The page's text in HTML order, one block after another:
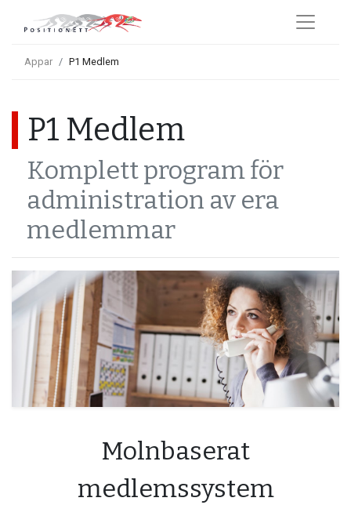
Appar P1 Medlem
P1 Medlem
Komplett program för
administration av era
medlemmar
Molnbaserat
medlemssystem